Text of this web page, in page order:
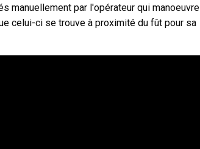
manuellement par l'opérateur qui manoeuvre
celui-ci se trouve à proximité du fût pour sa